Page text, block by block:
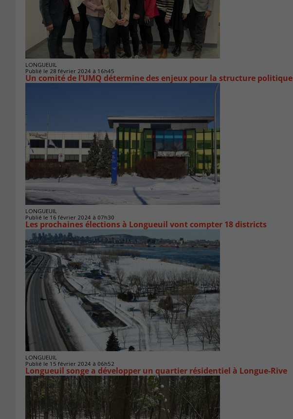
LONGUEUIL
Publié le 28 février 2024 à 16h45
Un comité de l’UMQ détermine des enjeux pour la structure politique
LONGUEUIL
Publié le 16 février 2024 à 07h30
Les prochaines élections à Longueuil vont compter 18 districts
LONGUEUIL
Publié le 15 février 2024 à 06h52
Longueuil songe a développer un quartier résidentiel à Longue-Rive